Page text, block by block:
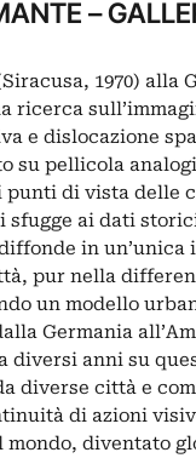
–
1970) alla
ricerca
e dislocazione
su pellicola
di vista delle
sfugge ai dati
in un’unica
pur nella
un modello
Germania
diversi anni su
diverse città e
di azioni
diventato